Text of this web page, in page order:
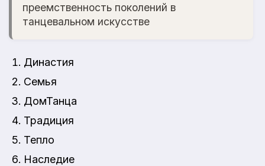
преемственность поколений в
танцевальном искусстве
Династия
Семья
ДомТанца
Традиция
Тепло
Наследие